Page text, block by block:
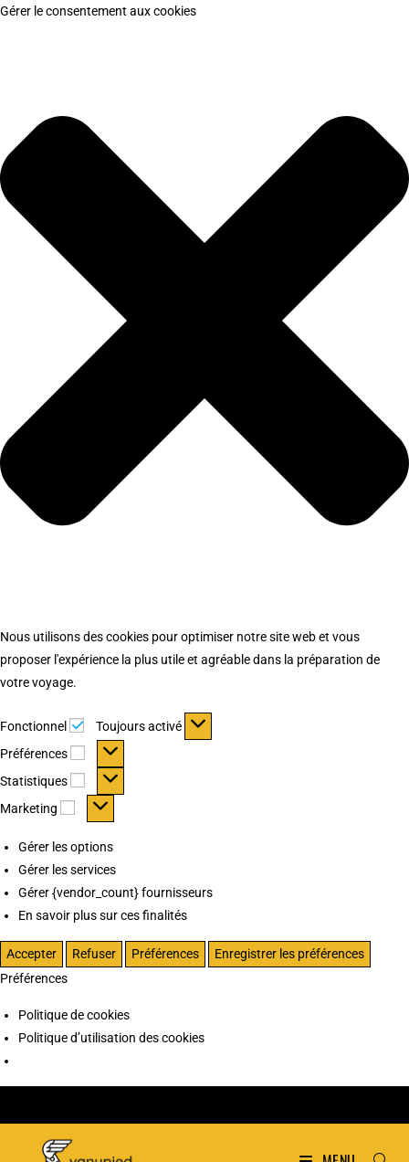
Gérer le consentement aux cookies
Nous utilisons des cookies pour optimiser notre site web et vous
proposer l'expérience la plus utile et agréable dans la préparation de
votre voyage.
Fonctionnel Fonctionnel
Toujours activé
Préférences
Préférences
Statistiques Statistiques
Marketing Marketing
Gérer les options
Gérer les services
Gérer {vendor_count} fournisseurs
En savoir plus sur ces finalités
Accepter Refuser Préférences
Enregistrer les préférences
Préférences
Politique de cookies
Politique d’utilisation des cookies